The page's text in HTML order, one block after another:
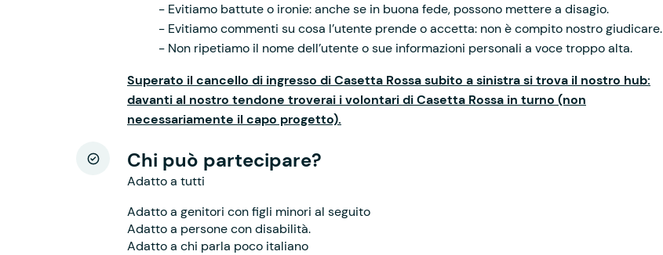
- Evitiamo battute o ironie: anche se in buona fede, possono mettere a disagio.
- Evitiamo commenti su cosa l’utente prende o accetta: non è compito nostro giudicare.
- Non ripetiamo il nome dell’utente o sue informazioni personali a voce troppo alta.
Superato il cancello di ingresso di Casetta Rossa subito a sinistra si trova il nostro hub:
davanti al nostro tendone troverai i volontari di Casetta Rossa in turno (non
necessariamente il capo progetto).
Chi può partecipare?
Adatto a tutti
Adatto a genitori con figli minori al seguito
Adatto a persone con disabilità.
Adatto a chi parla poco italiano